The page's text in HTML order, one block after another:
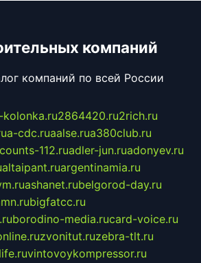
компаний
компаний по всей России
kolonka.ru2864420.ru2rich.ru
a-cdc.ruaalse.rua380club.ru
112.ruadler-jun.ruadonyev.ru
altaipant.ruargentinamia.ru
ashanet.rubelgorod-day.ru
bigfatcc.ru
borodino-media.rucard-voice.ru
zvonitut.ruzebra-tlt.ru
vintovoykompressor.ru